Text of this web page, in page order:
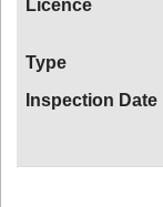
Licence
Type
Inspection Date